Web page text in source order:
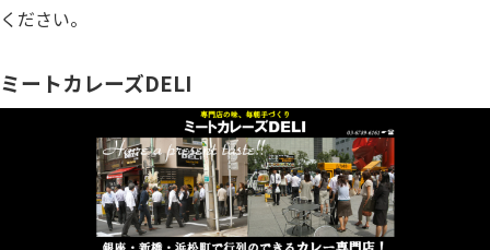
ください。
ミートカレーズDELI